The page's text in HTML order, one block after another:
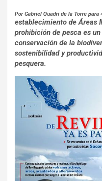
Por Gabriel Quadri de la Torre para
establecimiento de Áreas
prohibición de pesca es
conservación de la
sostenibilidad y
pesquera.